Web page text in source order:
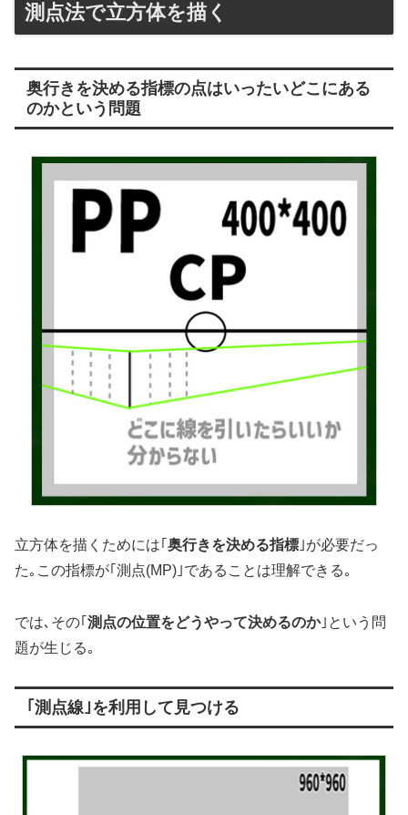
測点法で立方体を描く
奥行きを決める指標の点はいったいどこにある
のかという問題
立方体を描くためには｢ 奥行きを決める指標 ｣が必要だっ
た｡この指標が｢測点(MP)｣であることは理解できる｡
では､その｢ 測点の位置をどうやって決めるのか｣という問
題が生じる｡
｢測点線｣を利用して見つける